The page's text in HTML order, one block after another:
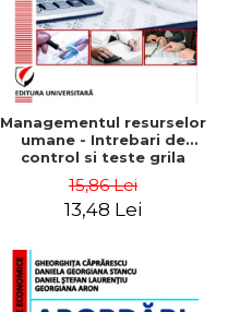
Managementul resurselor
umane - Intrebari de
control si teste grila
15,86 Lei
13,48 Lei